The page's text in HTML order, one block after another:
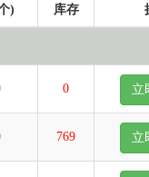
) 库存
0 立
769 立